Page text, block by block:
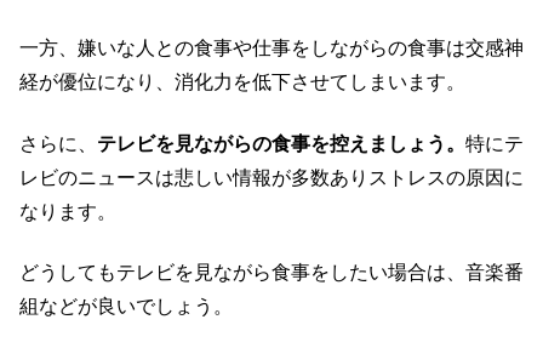
一方、嫌いな人との食事や仕事をしながらの食事は交感神
経が優位になり、消化力を低下させてしまいます。
さらに、 テレビを見ながらの食事を控えましょう。 特にテ
レビのニュースは悲しい情報が多数ありストレスの原因に
なります。
どうしてもテレビを見ながら食事をしたい場合は、音楽番
組などが良いでしょう。